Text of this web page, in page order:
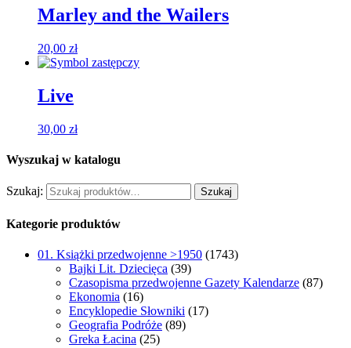
Marley and the Wailers
20,00 zł
Live
30,00 zł
Wyszukaj w katalogu
Szukaj: Szukaj
Kategorie produktów
01. Książki przedwojenne >1950 (1743)
Bajki Lit. Dziecięca (39)
Czasopisma przedwojenne Gazety Kalendarze (87)
Ekonomia (16)
Encyklopedie Słowniki (17)
Geografia Podróże (89)
Greka Łacina (25)